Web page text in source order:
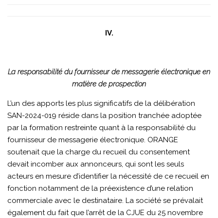
IV.
La responsabilité du fournisseur de messagerie électronique en
matière de prospection
L’un des apports les plus significatifs de la délibération
SAN-2024-019 réside dans la position tranchée adoptée
par la formation restreinte quant à la responsabilité du
fournisseur de messagerie électronique. ORANGE
soutenait que la charge du recueil du consentement
devait incomber aux annonceurs, qui sont les seuls
acteurs en mesure d’identifier la nécessité de ce recueil en
fonction notamment de la préexistence d’une relation
commerciale avec le destinataire. La société se prévalait
également du fait que l’arrêt de la CJUE du 25 novembre